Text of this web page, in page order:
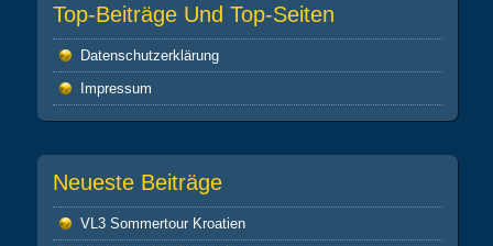
Top-Beiträge Und Top-Seiten
Datenschutz­erklärung
Impressum
Neueste Beiträge
VL3 Sommertour Kroatien